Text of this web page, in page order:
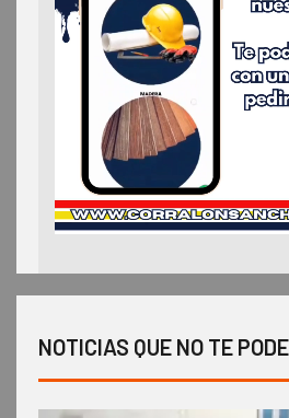
NOTICIAS QUE NO TE